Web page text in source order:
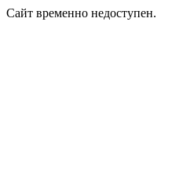
Сайт временно недоступен.